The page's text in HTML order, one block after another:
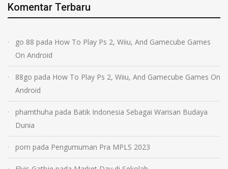
Komentar Terbaru
go ​8​8 pada How To Play Ps 2, Wiiu, And Gamecube Games
On Android
88go pada How To Play Ps 2, Wiiu, And Gamecube Games On
Android
phamthuha pada Batik Indonesia Sebagai Warisan Budaya
Dunia
porn pada Pengumuman Pra MPLS 2023